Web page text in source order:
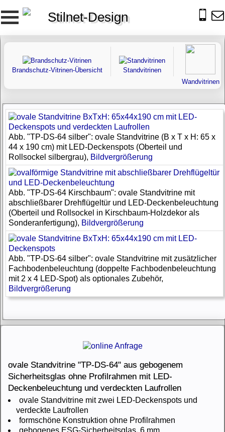
Stilnet-Design
Brandschutz-Vitrinen-Übersicht
Standvitrinen
Wandvitrinen
ovale Standvitrine "TP-DS-64" aus gebogenem
Sicherheitsglas ohne Profilrahmen mit LED-
Deckenbeleuchtung und verdeckten Laufrollen
ovale Standvitrine mit zwei LED-Deckenspots und
verdeckte Laufrollen
formschöne Konstruktion ohne Profilrahmen
gebogenes ESG-Sicherheitsglas, 6 mm
Abb. "TP-DS-64 silber": ovale Standvitrine (B x T x H: 65 x
44 x 190 cm) mit LED-Deckenspots (Oberteil und
Rollsockel silbergrau), Bildvergrößerung
Abb. "TP-DS-64 Kirschbaum": ovale Standvitrine mit
abschließbarer Drehflügeltür und LED-Deckenbeleuchtung
(Oberteil und Rollsockel in Kirschbaum-Holzdekor als
Sonderanfertigung), Bildvergrößerung
Abb. "TP-DS-64 silber": ovale Standvitrine mit zusätzlicher
Fachbodenbeleuchtung (doppelte Fachbodenbeleuchtung
mit 2 x 4 LED-Spot) als optionales Zubehör,
Bildvergrößerung